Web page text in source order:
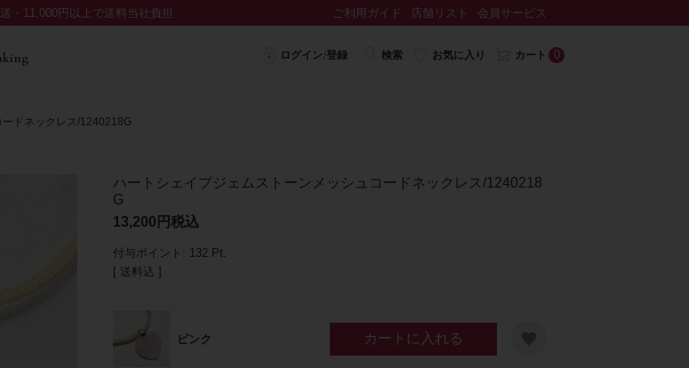
・11,000円以上で送料当社負担 ご利用ガイド 店舗リスト 会員サービス
ログイン/登録 検索 お気に入り カート 0
ドネックレス/1240218G
ハートシェイプジェムストーンメッシュコードネックレス/1240218
G
13,200
税込
付与ポイント: 132 Pt.
送料込
ピンク カートに入れる